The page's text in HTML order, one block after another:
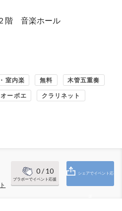
階 音楽ホール
室内楽 無料 木管五重奏
オーボエ クラリネット
0/ 10
ブラボーでイベント応援
シェアでイベント応